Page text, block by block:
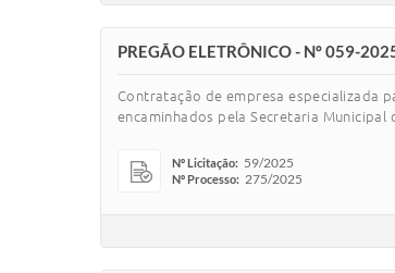
PREGÃO ELETRÔNICO - Nº 059-
Contratação de empresa especializada
encaminhados pela Secretaria Municipal
Nº Licitação: 59/2025
Nº Processo: 275/2025